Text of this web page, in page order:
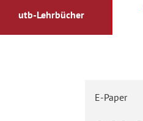
utb-Lehrbücher
E-Paper